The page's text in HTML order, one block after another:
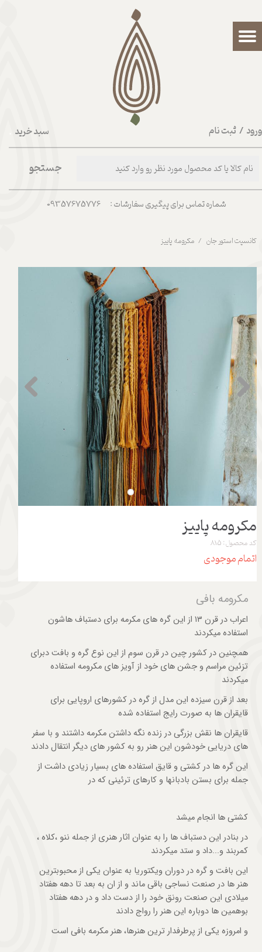
سبد خرید / ثبت نام
حساب کاربری من
تغییر گذر واژه
شماره تماس برای پیگیری سفارشات : 09357675776
جستجو
کانسپت استور جان مکرومه پاییز
مکرومه پاییز
کد محصول: 815
اتمام موجودی
مکرومه بافی
اعراب در قرن ۱۳ از این گره های مکرمه برای دستباف هاشون
استفاده میکردند
همچنین در کشور چین در قرن سوم از این نوع گره و بافت دبرای
تزئین مراسم و جشن های خود از آویز های مکرومه استفاده
میکردند
بعد از قرن سیزده این مدل از گره در کشورهای اروپایی برای
قایقران ها به صورت رایج استفاده شده
قایقران ها نقش بزرگی در زنده نگه داشتن مکرمه داشتند و با سفر
های دریایی خودشون این هنر رو به کشور های دیگر انتقال دادند
این گره ها در کشتی و قایق استفاده های بسیار زیادی داشت از
جمله برای بستن بادبانها و کارهای ترئینی که در
کشتی ها انجام میشد
در بنادر این دستباف ها را به عنوان اثار هنری از جمله ننو ،کلاه ،
کمربند و...داد و ستد میکردند
این بافت و گره در دوران ویکتوریا به عنوان یکی از محبوبترین
هنر ها در صنعت نساجی باقی ماند و از ان به بعد تا دهه هفتاد
میلادی این صنعت رونق خود را از دست داد و در دهه هفتاد
بوهمین ها دوباره این هنر را رواج دادند
و امروزه یکی از پرطرفدار ترین هنرها، هنر مکرمه بافی است